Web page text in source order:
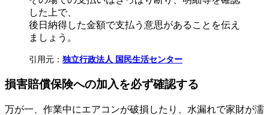
した上で、
後日納得した金額で支払う意思があることを伝え
ましょう。
引用元： 独立行政法人 国民生活センター
損害賠償保険への加入を必ず確認する
万が一、作業中にエアコンが破損したり、水漏れで家財が濡